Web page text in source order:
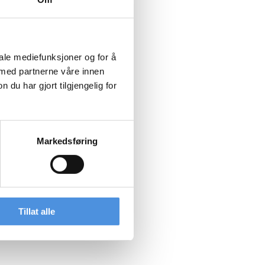
mediefunksjoner og for å
partnerne våre innen
du har gjort tilgjengelig for
Markedsføring
Tillat alle